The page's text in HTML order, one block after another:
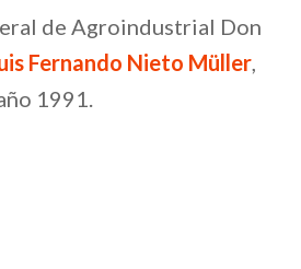
de Agroindustrial Don
Fernando Nieto Müller,
1991.